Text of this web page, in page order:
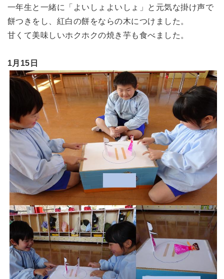
一年生と一緒に「よいしょよいしょ」と元気な掛け声で
餅つきをし、紅白の餅をならの木につけました。
甘くて美味しいホクホクの焼き芋も食べました。
1月15日